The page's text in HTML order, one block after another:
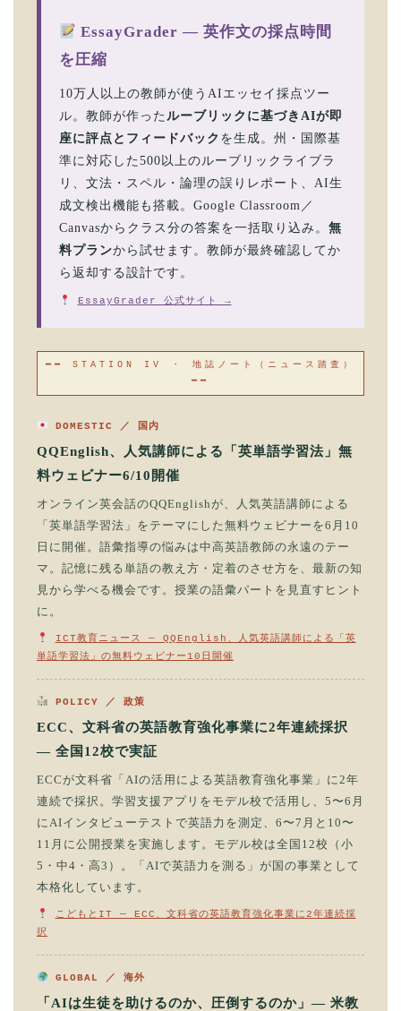
EssayGrader — 英作文の採点時間
を圧縮
10万人以上の教師が使うAIエッセイ採点ツー
ル。教師が作った ルーブリックに基づきAIが即
座に評点とフィードバック を生成。州・国際基
準に対応した500以上のルーブリックライブラ
リ、文法・スペル・論理の誤りレポート、AI生
成文検出機能も搭載。Google Classroom／
Canvasからクラス分の答案を一括取り込み。 無
料プランから試せます。教師が最終確認してか
ら返却する設計です。
EssayGrader 公式サイト →
━━ STATION IV ・ 地誌ノート（ニュース踏査）
━━
DOMESTIC ／ 国内
QQEnglish、人気講師による「英単語学習法」無
料ウェビナー6/10開催
オンライン英会話のQQEnglishが、人気英語講師による
「英単語学習法」をテーマにした無料ウェビナーを6月10
日に開催。語彙指導の悩みは中高英語教師の永遠のテー
マ。記憶に残る単語の教え方・定着のさせ方を、最新の知
見から学べる機会です。授業の語彙パートを見直すヒント
に。
ICT教育ニュース — QQEnglish、人気英語講師による「英
単語学習法」の無料ウェビナー10日開催
POLICY ／ 政策
ECC、文科省の英語教育強化事業に2年連続採択
— 全国12校で実証
ECCが文科省「AIの活用による英語教育強化事業」に2年
連続で採択。学習支援アプリをモデル校で活用し、5〜6月
にAIインタビューテストで英語力を測定、6〜7月と10〜
11月に公開授業を実施します。モデル校は全国12校（小
5・中4・高3）。「AIで英語力を測る」が国の事業として
本格化しています。
こどもとIT — ECC、文科省の英語教育強化事業に2年連続採
択
GLOBAL ／ 海外
「AIは生徒を助けるのか、圧倒するのか」— 米教